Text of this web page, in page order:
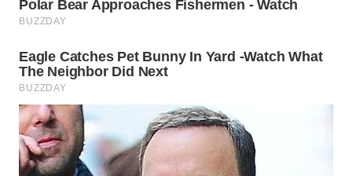
WN
WN
DANAU
TOBA
WN
NIAS